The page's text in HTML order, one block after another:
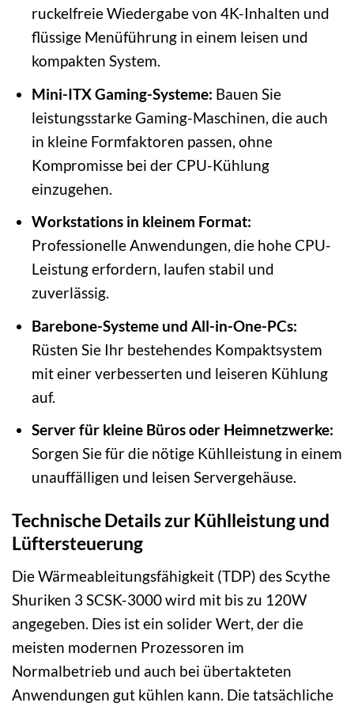
ruckelfreie Wiedergabe von 4K-Inhalten und
flüssige Menüführung in einem leisen und
kompakten System.
Mini-ITX Gaming-Systeme: Bauen Sie
leistungsstarke Gaming-Maschinen, die auch
in kleine Formfaktoren passen, ohne
Kompromisse bei der CPU-Kühlung
einzugehen.
Workstations in kleinem Format:
Professionelle Anwendungen, die hohe CPU-
Leistung erfordern, laufen stabil und
zuverlässig.
Barebone-Systeme und All-in-One-PCs:
Rüsten Sie Ihr bestehendes Kompaktsystem
mit einer verbesserten und leiseren Kühlung
auf.
Server für kleine Büros oder Heimnetzwerke:
Sorgen Sie für die nötige Kühlleistung in einem
unauffälligen und leisen Servergehäuse.
Technische Details zur Kühlleistung und
Lüftersteuerung
Die Wärmeableitungsfähigkeit (TDP) des Scythe
Shuriken 3 SCSK-3000 wird mit bis zu 120W
angegeben. Dies ist ein solider Wert, der die
meisten modernen Prozessoren im
Normalbetrieb und auch bei übertakteten
Anwendungen gut kühlen kann. Die tatsächliche